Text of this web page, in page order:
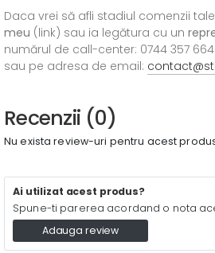
Daca vrei să afli stadiul comenzii
meu (link) sau ia legătura cu un
numărul de call-center: 0744 357
sau pe adresa de email:
Recenzii (0)
Nu exista review-uri pentru acest
Ai utilizat acest produs?
Spune-ti parerea acordand o nota
Adauga review